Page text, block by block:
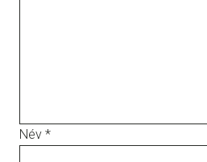
Név *